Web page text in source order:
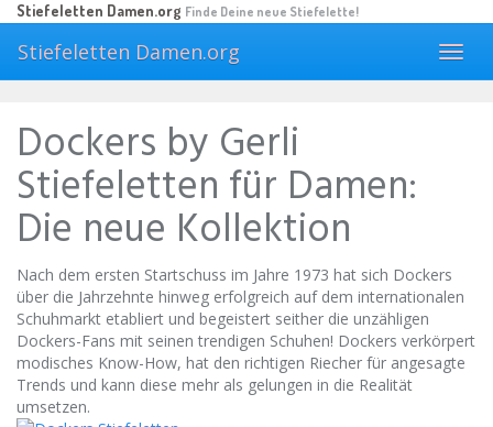
Skip
to
main
content
Stiefeletten Damen.org Finde Deine neue Stiefelette!
Stiefeletten Damen.org
Dockers by Gerli
Stiefeletten für Damen:
Die neue Kollektion
Nach dem ersten Startschuss im Jahre 1973 hat sich Dockers
über die Jahrzehnte hinweg erfolgreich auf dem internationalen
Schuhmarkt etabliert und begeistert seither die unzähligen
Dockers-Fans mit seinen trendigen Schuhen! Dockers verkörpert
modisches Know-How, hat den richtigen Riecher für angesagte
Trends und kann diese mehr als gelungen in die Realität
umsetzen.